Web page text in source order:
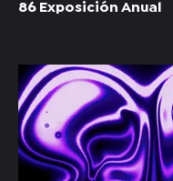
86 Exposición Anual